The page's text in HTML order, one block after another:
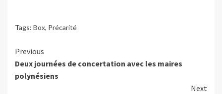
Tags: Box, Précarité
Continue
Reading
Previous
Deux journées de concertation avec les maires
polynésiens
Next